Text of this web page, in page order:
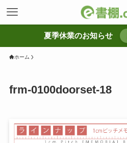
夏季休業のお知らせ
ホーム
frm-0100doorset-18